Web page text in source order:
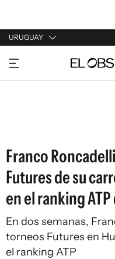
URUGUAY
URUGUAY
ARGENTINA
Franco
Futures de su
en el ranking
En dos semanas,
torneos Futures en
el ranking ATP